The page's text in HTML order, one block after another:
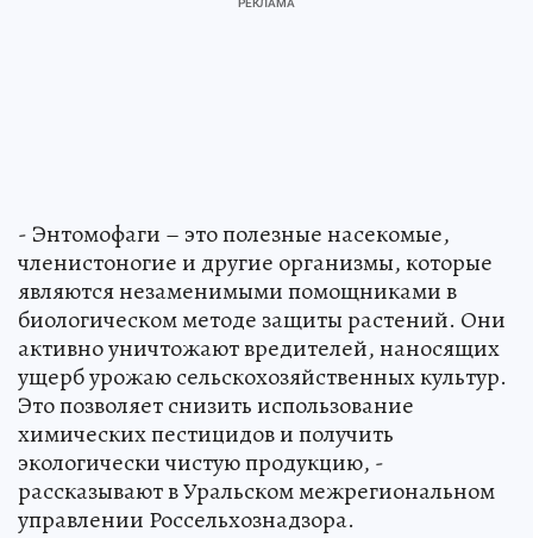
- Энтомофаги – это полезные насекомые,
членистоногие и другие организмы, которые
являются незаменимыми помощниками в
биологическом методе защиты растений. Они
активно уничтожают вредителей, наносящих
ущерб урожаю сельскохозяйственных культур.
Это позволяет снизить использование
химических пестицидов и получить
экологически чистую продукцию, -
рассказывают в Уральском межрегиональном
управлении Россельхознадзора.